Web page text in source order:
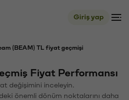
Giriş yap
(BEAM) TL fiyat geçmişi
Fiyat Performansı
değişimini inceleyin.
önemli dönüm noktalarını daha